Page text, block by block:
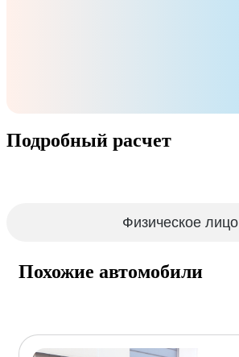
Подробный расчет
Физическое лицо
Похожие автомобили